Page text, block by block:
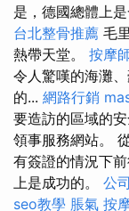
是，德國總體上
台北整骨推薦 毛
熱帶天堂。 按摩
令人驚嘆的海灘
的... 網路行銷
要造訪的區域的安
領事服務網站。
有簽證的情況下
上是成功的。 公
seo教學 脹氣 按